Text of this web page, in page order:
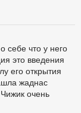
себе что у него
это введения
его открытия
жаднас
очень